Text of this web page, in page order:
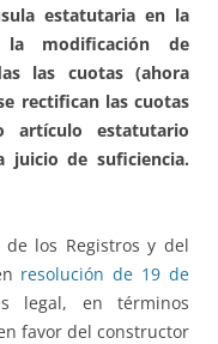
estatutaria en la
modificación de
las cuotas (ahora
rectifican las cuotas
artículo estatutario
de suficiencia.
los Registros y del
resolución de 19 de
legal, en términos
favor del constructor